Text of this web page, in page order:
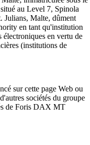
au Level 7, Spinola
Malte, dûment
en tant qu'institution
électroniques en vertu de
(institutions de
sur cette page Web ou
sociétés du groupe
de Foris DAX MT